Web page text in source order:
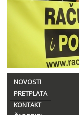
NOVOSTI
PRETPLATA
KONTAKT